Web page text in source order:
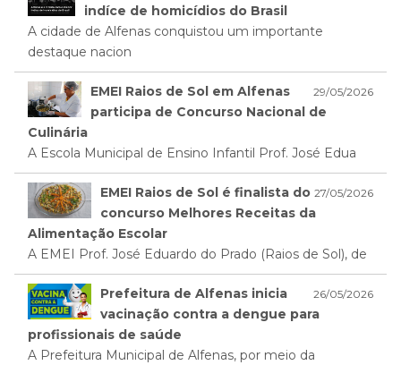
indíce de homicídios do Brasil
A cidade de Alfenas conquistou um importante
destaque nacion
29/05/2026
EMEI Raios de Sol em Alfenas
participa de Concurso Nacional de
Culinária
A Escola Municipal de Ensino Infantil Prof. José Edua
27/05/2026
EMEI Raios de Sol é finalista do
concurso Melhores Receitas da
Alimentação Escolar
A EMEI Prof. José Eduardo do Prado (Raios de Sol), de
26/05/2026
Prefeitura de Alfenas inicia
vacinação contra a dengue para
profissionais de saúde
A Prefeitura Municipal de Alfenas, por meio da